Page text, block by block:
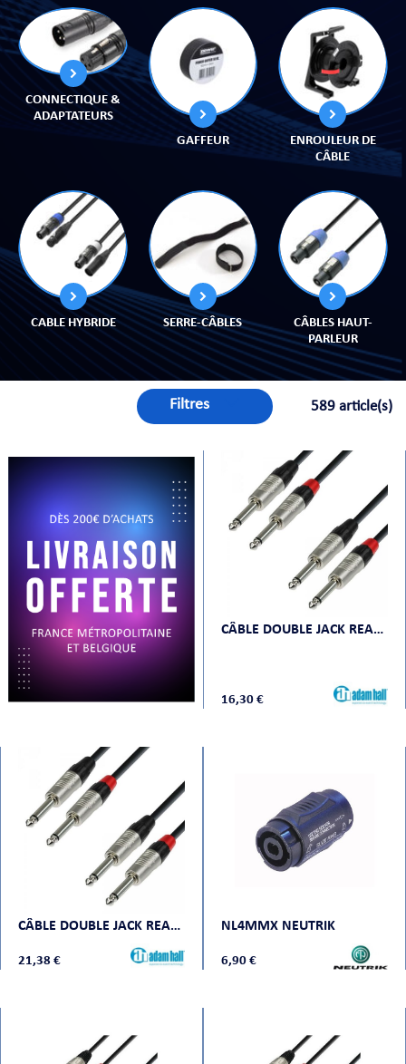
CONNECTIQUE &
ADAPTATEURS
GAFFEUR
ENROULEUR DE
CÂBLE
CABLE HYBRIDE SERRE-CÂBLES
CÂBLES HAUT-
PARLEUR
Filtres 589 article(s)
CÂBLE DOUBLE JACK REAN 3M MONO
16,30 €
CÂBLE DOUBLE JACK REAN 6M MONO
21,38 €
NL4MMX NEUTRIK
6,90 €